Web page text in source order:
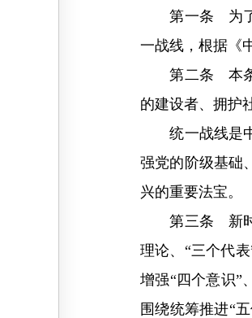
第一条 为了加
一战线，根据《
第二条 本条例
的建设者、拥护
统一战线是中
强党的阶级基础
兴的重要法宝。
第三条 新时代
理论、“三个代
增强“四个意识”
围绕统筹推进“